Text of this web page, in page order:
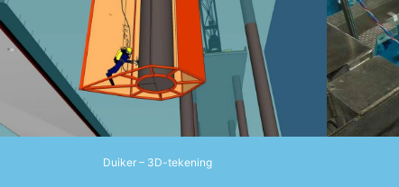
Duiker – 3D-tekening